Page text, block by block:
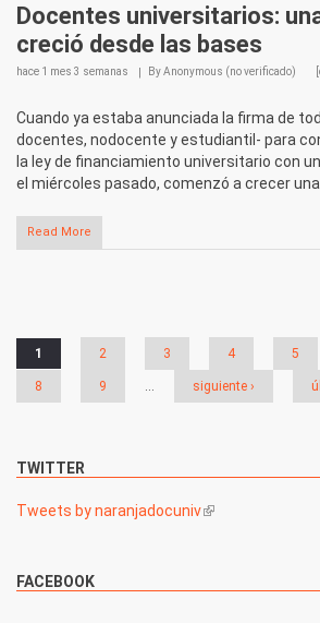
Docentes universitarios:
creció desde las bases
hace 1 mes 3 semanas ByAnonymous (no verificado)
Cuando ya estaba anunciada la firma de
docentes, nodocente y estudiantil- para
la ley de financiamiento universitario con
el miércoles pasado, comenzó a crecer
Read More
Páginas
1 2 3 4 5
8 9 siguiente ›
TWITTER
Tweets by naranjadocuniv(link is external)
FACEBOOK